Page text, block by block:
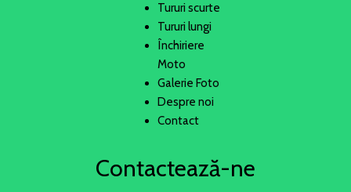
Tururi scurte
Tururi lungi
Închiriere
Moto
Galerie Foto
Despre noi
Contact
Contactează-ne